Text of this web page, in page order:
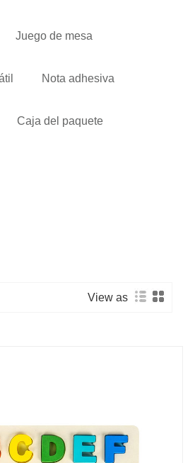
Juego de mesa
Nota adhesiva
Caja del paquete
View as